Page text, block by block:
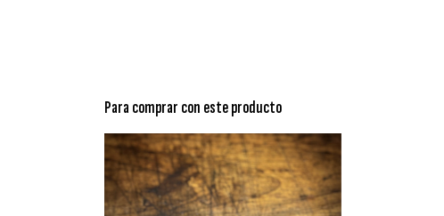
Para comprar con este producto